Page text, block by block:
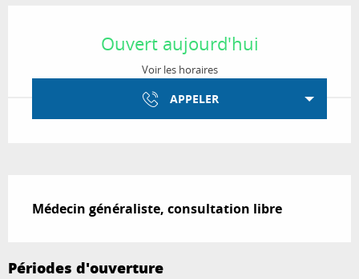
Ouvert aujourd'hui
Voir les horaires
APPELER
Médecin généraliste, consultation libre
Périodes d'ouverture